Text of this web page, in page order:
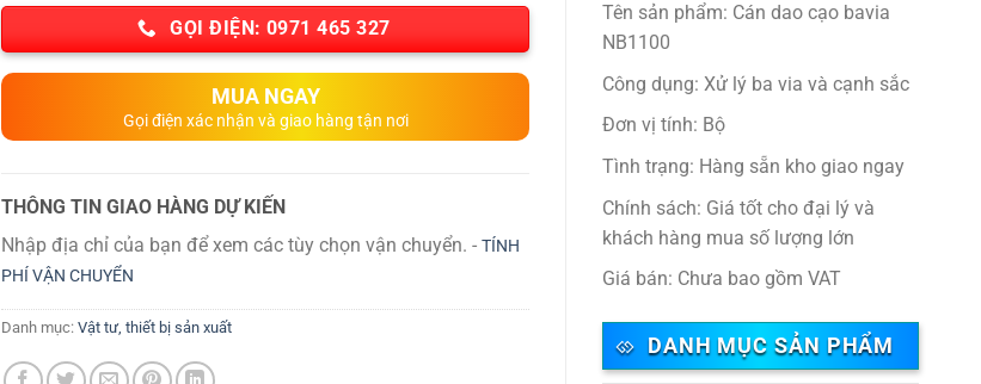
Tên sản phẩm: Cán dao cạo bavia
NB1100
Công dụng: Xử lý ba via và cạnh sắc
Đơn vị tính: Bộ
Tình trạng: Hàng sẵn kho giao ngay
Chính sách: Giá tốt cho đại lý và
khách hàng mua số lượng lớn
Giá bán: Chưa bao gồm VAT
DANH MỤC SẢN PHẨM
GỌI ĐIỆN: 0971 465 327
MUA NGAY
Gọi điện xác nhận và giao hàng tận nơi
THÔNG TIN GIAO HÀNG DỰ KIẾN
Nhập địa chỉ của bạn để xem các tùy chọn vận chuyển. - TÍNH
PHÍ VẬN CHUYỂN
Danh mục: Vật tư, thiết bị sản xuất